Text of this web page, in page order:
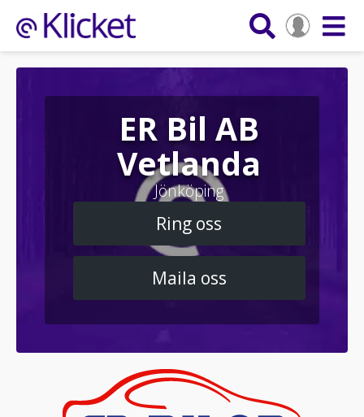
ER Bil AB
Vetlanda
Jönköping
Ring oss
Maila oss